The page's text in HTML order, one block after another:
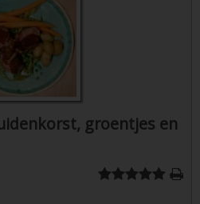
groentjes en